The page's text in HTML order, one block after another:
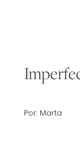
Por: Marta